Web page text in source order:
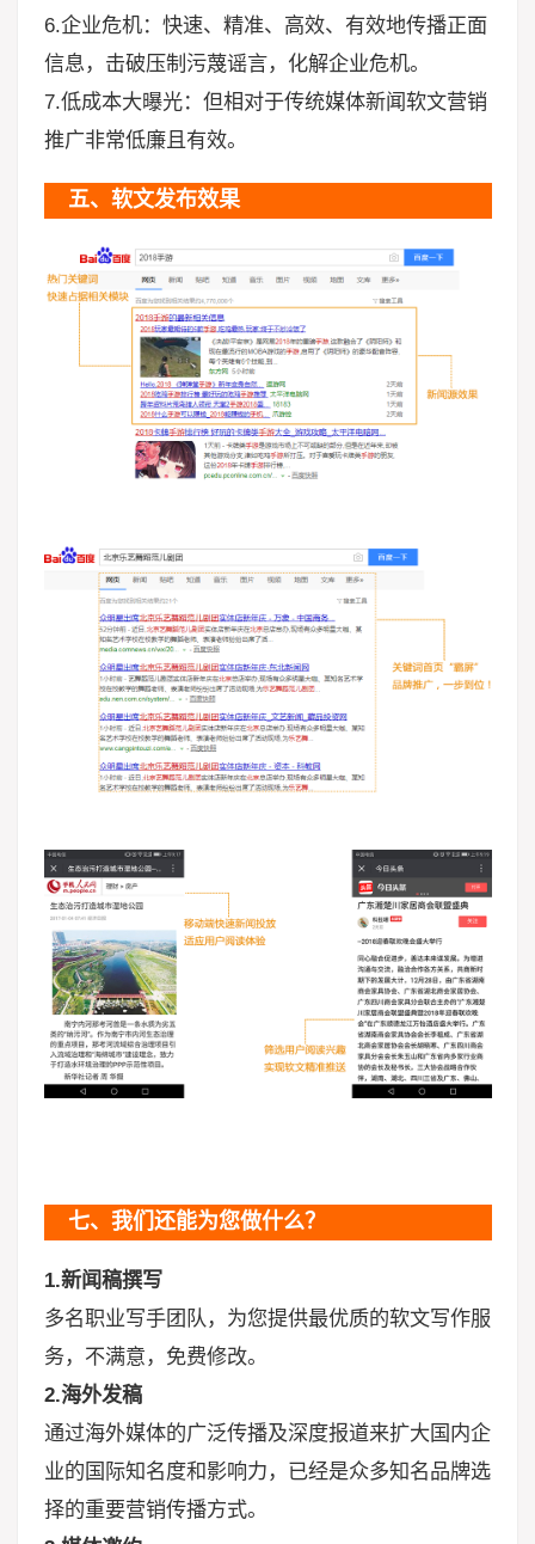
6.企业危机：快速、精准、高效、有效地传播正面
信息，击破压制污蔑谣言，化解企业危机。
7.低成本大曝光：但相对于传统媒体新闻软文营销
推广非常低廉且有效。
五、软文发布效果
七、我们还能为您做什么？
1.新闻稿撰写
多名职业写手团队，为您提供最优质的软文写作服
务，不满意，免费修改。
2.海外发稿
通过海外媒体的广泛传播及深度报道来扩大国内企
业的国际知名度和影响力，已经是众多知名品牌选
择的重要营销传播方式。